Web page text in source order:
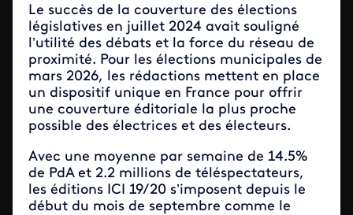
Le succès de la couverture des élections
législatives en juillet 2024 avait souligné
l’utilité des débats et la force du réseau de
proximité. Pour les élections municipales de
mars 2026, les rédactions mettent en place
un dispositif unique en France pour offrir
une couverture éditoriale la plus proche
possible des électrices et des électeurs.
Avec une moyenne par semaine de 14.5%
de PdA et 2.2 millions de téléspectateurs,
les éditions ICI 19/20 s’imposent depuis le
début du mois de septembre comme le